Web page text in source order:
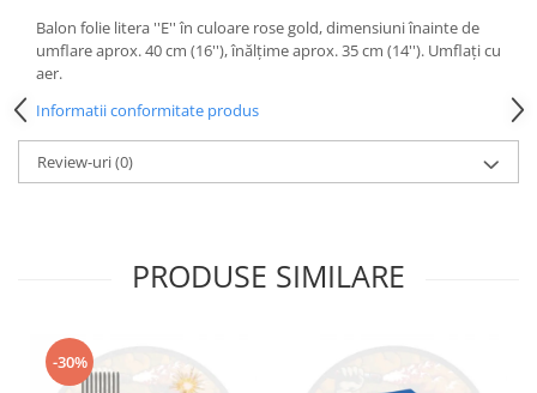
Balon folie litera ''E'' în culoare rose gold, dimensiuni înainte de
umflare aprox. 40 cm (16''), înălțime aprox. 35 cm (14''). Umflați cu
aer.
Informatii conformitate produs
Review-uri(0)
PRODUSE SIMILARE
-30%